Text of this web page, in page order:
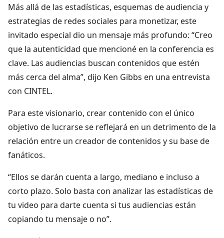
Más allá de las estadísticas, esquemas de audiencia y
estrategias de redes sociales para monetizar, este
invitado especial dio un mensaje más profundo: “Creo
que la autenticidad que mencioné en la conferencia es
clave. Las audiencias buscan contenidos que estén
más cerca del alma”, dijo Ken Gibbs en una entrevista
con CINTEL.
Para este visionario, crear contenido con el único
objetivo de lucrarse se reflejará en un detrimento de la
relación entre un creador de contenidos y su base de
fanáticos.
“Ellos se darán cuenta a largo, mediano e incluso a
corto plazo. Solo basta con analizar las estadísticas de
tu video para darte cuenta si tus audiencias están
copiando tu mensaje o no”.